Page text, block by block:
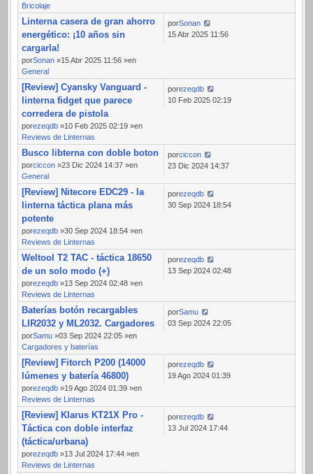
Bricolaje
Linterna casera de gran ahorro
energético: ¡10 años sin
cargarla!
porSonan »15 Abr 2025 11:56 »en
General
porSonan
15 Abr 2025 11:56
[Review] Cyansky Vanguard -
linterna fidget que parece
corredera de pistola
porezeqdb »10 Feb 2025 02:19 »en
Reviews de Linternas
porezeqdb
10 Feb 2025 02:19
Busco libterna con doble boton
porciccon »23 Dic 2024 14:37 »en
General
porciccon
23 Dic 2024 14:37
[Review] Nitecore EDC29 - la
linterna táctica plana más
potente
porezeqdb »30 Sep 2024 18:54 »en
Reviews de Linternas
porezeqdb
30 Sep 2024 18:54
Weltool T2 TAC - táctica 18650
de un solo modo (+)
porezeqdb »13 Sep 2024 02:48 »en
Reviews de Linternas
porezeqdb
13 Sep 2024 02:48
Baterías botón recargables
LIR2032 y ML2032. Cargadores
porSamu »03 Sep 2024 22:05 »en
Cargadores y baterías
porSamu
03 Sep 2024 22:05
[Review] Fitorch P200 (14000
lúmenes y batería 46800)
porezeqdb »19 Ago 2024 01:39 »en
Reviews de Linternas
porezeqdb
19 Ago 2024 01:39
[Review] Klarus KT21X Pro -
Táctica con doble interfaz
(táctica/urbana)
porezeqdb »13 Jul 2024 17:44 »en
Reviews de Linternas
porezeqdb
13 Jul 2024 17:44